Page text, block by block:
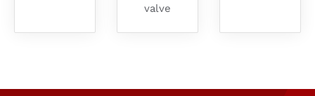
valve